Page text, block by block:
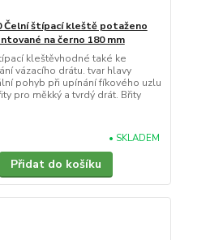
Čelní štípací kleště potaženo
na černo 180 mm
kleštěvhodné také ke
vázacího drátu. tvar hlavy
pohyb při upínání fíkového uzlu
pro měkký a tvrdý drát. Břity
• SKLADEM
Přidat do košíku